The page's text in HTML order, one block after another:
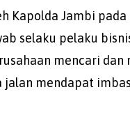
Kapolda Jambi
selaku pelaku
mencari
jalan mendapat